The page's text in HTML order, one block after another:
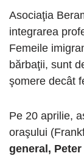
Asociaţia
integrarea
Femeile
bărbaţii, sunt
şomere decât
Pe 20 aprilie,
oraşului
general,